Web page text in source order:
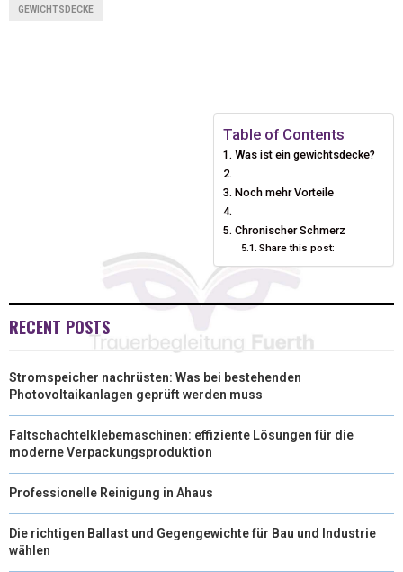
T O R
E
T
D
I
N
GEWICHTSDECKE
Table of Contents
Was ist ein gewichtsdecke?
Noch mehr Vorteile
Chronischer Schmerz
Share this post:
RECENT POSTS
Stromspeicher nachrüsten: Was bei bestehenden
Photovoltaikanlagen geprüft werden muss
Faltschachtelklebemaschinen: effiziente Lösungen für die
moderne Verpackungsproduktion
Professionelle Reinigung in Ahaus
Die richtigen Ballast und Gegengewichte für Bau und Industrie
wählen